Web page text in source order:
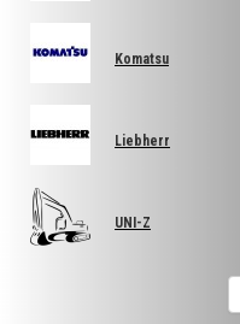
Komatsu
Liebherr
UNI-Z